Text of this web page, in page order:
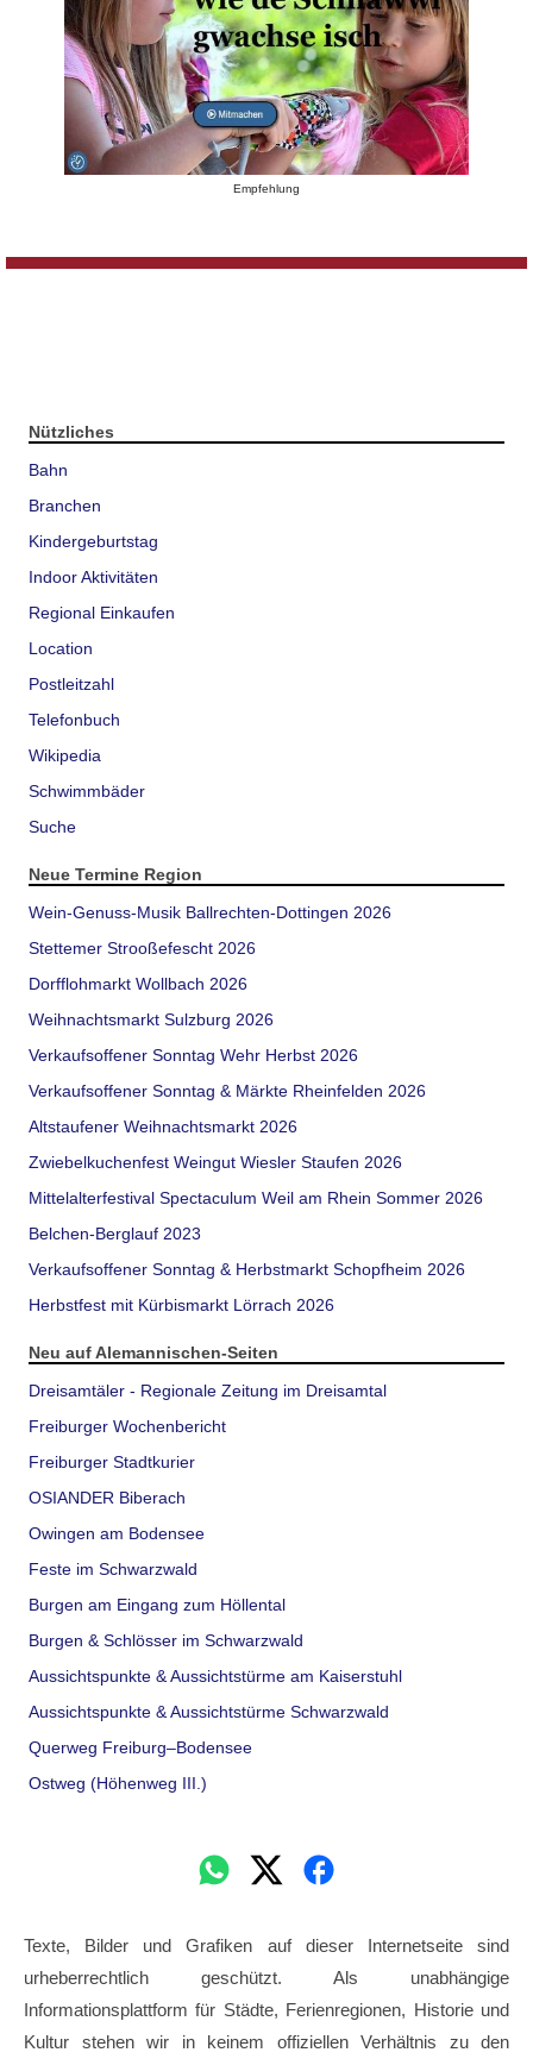
Empfehlung
Nützliches
Bahn
Branchen
Kindergeburtstag
Indoor Aktivitäten
Regional Einkaufen
Location
Postleitzahl
Telefonbuch
Wikipedia
Schwimmbäder
Suche
Neue Termine Region
Wein-Genuss-Musik Ballrechten-Dottingen 2026
Stettemer Strooßefescht 2026
Dorfflohmarkt Wollbach 2026
Weihnachtsmarkt Sulzburg 2026
Verkaufsoffener Sonntag Wehr Herbst 2026
Verkaufsoffener Sonntag & Märkte Rheinfelden 2026
Altstaufener Weihnachtsmarkt 2026
Zwiebelkuchenfest Weingut Wiesler Staufen 2026
Mittelalterfestival Spectaculum Weil am Rhein Sommer 2026
Belchen-Berglauf 2023
Verkaufsoffener Sonntag & Herbstmarkt Schopfheim 2026
Herbstfest mit Kürbismarkt Lörrach 2026
Neu auf Alemannischen-Seiten
Dreisamtäler - Regionale Zeitung im Dreisamtal
Freiburger Wochenbericht
Freiburger Stadtkurier
OSIANDER Biberach
Owingen am Bodensee
Feste im Schwarzwald
Burgen am Eingang zum Höllental
Burgen & Schlösser im Schwarzwald
Aussichtspunkte & Aussichtstürme am Kaiserstuhl
Aussichtspunkte & Aussichtstürme Schwarzwald
Querweg Freiburg–Bodensee
Ostweg (Höhenweg III.)
Texte, Bilder und Grafiken auf dieser Internetseite sind
urheberrechtlich geschützt. Als unabhängige
Informationsplattform für Städte, Ferienregionen, Historie und
Kultur stehen wir in keinem offiziellen Verhältnis zu den